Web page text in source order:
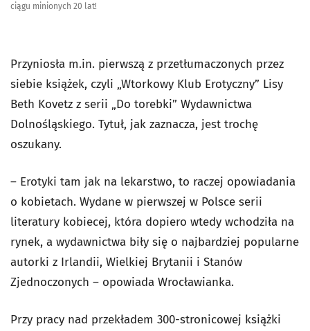
ciągu minionych 20 lat!
Przyniosła m.in. pierwszą z przetłumaczonych przez
siebie książek, czyli „Wtorkowy Klub Erotyczny” Lisy
Beth Kovetz z serii „Do torebki” Wydawnictwa
Dolnośląskiego. Tytuł, jak zaznacza, jest trochę
oszukany.
– Erotyki tam jak na lekarstwo, to raczej opowiadania
o kobietach. Wydane w pierwszej w Polsce serii
literatury kobiecej, która dopiero wtedy wchodziła na
rynek, a wydawnictwa biły się o najbardziej popularne
autorki z Irlandii, Wielkiej Brytanii i Stanów
Zjednoczonych – opowiada Wrocławianka.
Przy pracy nad przekładem 300-stronicowej książki